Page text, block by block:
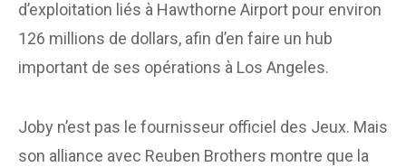
d’exploitation liés à Hawthorne Airport pour environ
126 millions de dollars, afin d’en faire un hub
important de ses opérations à Los Angeles.
Joby n’est pas le fournisseur officiel des Jeux. Mais
son alliance avec Reuben Brothers montre que la